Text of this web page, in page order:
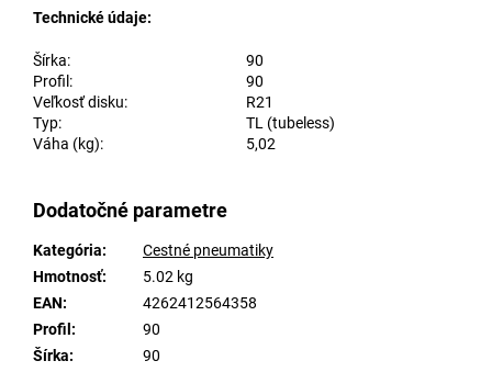
Technické údaje:
Šírka:
90
Profil:
90
Veľkosť disku:
R21
Typ:
TL (tubeless)
Váha (kg):
5,02
Dodatočné parametre
Kategória:
Cestné pneumatiky
Hmotnosť:
5.02 kg
EAN:
4262412564358
Profil :
90
Šírka:
90